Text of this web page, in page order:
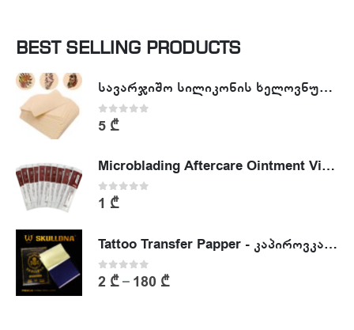
BEST SELLING PRODUCTS
სავარჯიშო სილიკონის ხელოვნური კანი - Tattoo Practike skin
0out of 5
5 ₾
Microblading Aftercare Ointment Vitamin A&D
0 out of 5
1 ₾
Tattoo Transfer Papper - კაპიროვკა - ტატუს ესკიზის კოპირების ქაღალდი
0out of 5
2 ₾– 180 ₾